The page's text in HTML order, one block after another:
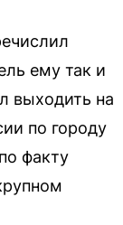
ему так и
выходить на
по городу
факту